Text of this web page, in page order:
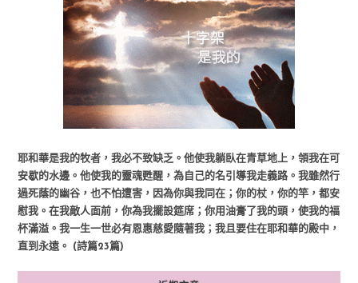
耶和華是我的牧者，我必不致缺乏。他使我躺臥在青草地上，領我在可
安歇的水邊。他使我的靈魂甦醒，為自己的名引導我走義路。我雖然行
過死蔭的幽谷，也不怕遭害，因為你與我同在；你的杖，你的竿，都安
慰我。在我敵人面前，你為我擺設筵席；你用油膏了我的頭，使我的福
杯滿溢。我一生一世必有恩惠慈愛隨著我；我且要住在耶和華的殿中，
直到永遠。 (詩篇23篇)